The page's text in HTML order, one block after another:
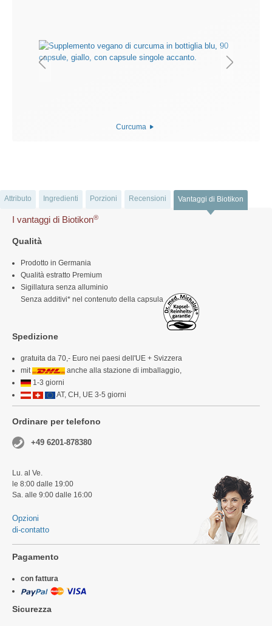
Curcuma
Attributo Ingredienti Porzioni Recensioni Vantaggi di Biotikon
I vantaggi di Biotikon®
Qualità
Prodotto in Germania
Qualità estratto Premium
Sigillatura senza alluminio
Senza additivi* nel contenuto della capsula
Spedizione
gratuita da 70,- Euro nei paesi dell'UE + Svizzera
mit
anche alla stazione di imballaggio,
1-3 giorni
AT, CH, UE 3-5 giorni
Ordinare per telefono
+49 6201-878380
Lu. al Ve.
le 8:00 dalle 19:00
Sa. alle 9:00 dalle 16:00
Opzioni
di-contatto
Pagamento
con fattura
Sicurezza